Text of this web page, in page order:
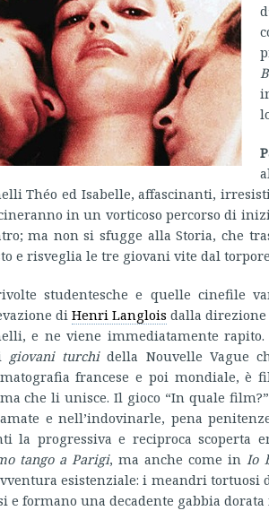
Théo ed Isabelle, affascinanti,
in un vorticoso percorso di
ma non si sfugge alla Storia, che
e risveglia le tre giovani vite dal
studentesche e quelle cinefile
diHenri Langlois dalla direzione
e ne viene immediatamente
giovani turchidella Nouvelle Vague
francese e poi mondiale, è
che li unisce. Il gioco “In quale
e nell’indovinarle, pena
la progressiva e reciproca scoperta
tango a Parigi, ma anche come inIo
esistenziale: i meandri tortuosi
e formano una decadente gabbia